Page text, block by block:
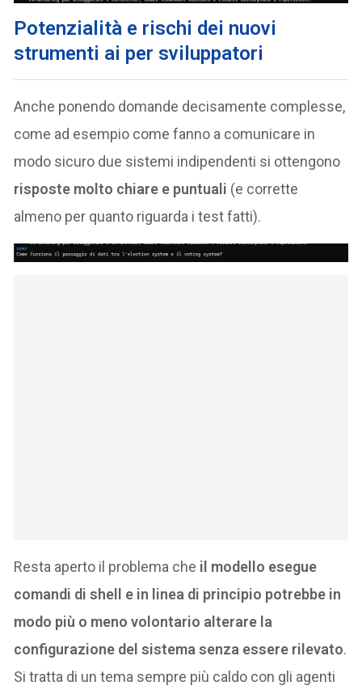
Potenzialità e rischi dei nuovi
strumenti ai per sviluppatori
Anche ponendo domande decisamente complesse,
come ad esempio come fanno a comunicare in
modo sicuro due sistemi indipendenti si ottengono
risposte molto chiare e puntuali (e corrette
almeno per quanto riguarda i test fatti).
Resta aperto il problema che il modello esegue
comandi di shell e in linea di principio potrebbe in
modo più o meno volontario alterare la
configurazione del sistema senza essere rilevato.
Si tratta di un tema sempre più caldo con gli agenti